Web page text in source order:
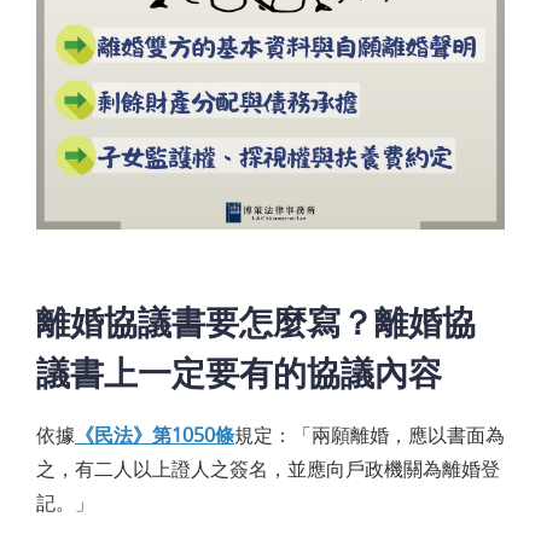
離婚協議書要怎麼寫？離婚協
議書上一定要有的協議內容
依據 《民法》第1050條規定：「兩願離婚，應以書面為
之，有二人以上證人之簽名，並應向戶政機關為離婚登
記。」